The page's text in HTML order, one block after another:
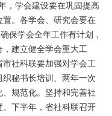
，学会建设要在巩固提高
。各学会、研究会要在
保学会全年工作有计划，
建立健全学会重大工
社科联要加强对学会工
秘书长培训、两年一次
规范化。坚持和完善社
下半年，省社科联召开